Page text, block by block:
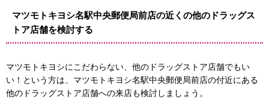
マツモトキヨシ名駅中央郵便局前店の近くの他のドラッグス
トア店舗を検討する
マツモトキヨシにこだわらない、他のドラッグストア店舗でもい
い！という方は、マツモトキヨシ名駅中央郵便局前店の付近にある
他のドラッグストア店舗への来店も検討しましょう。